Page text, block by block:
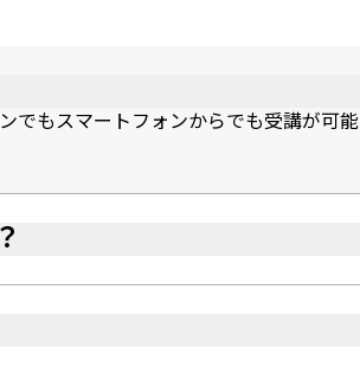
でもスマートフォンからでも受講が可能